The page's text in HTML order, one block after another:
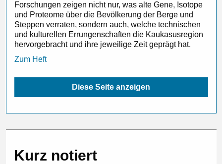
Forschungen zeigen nicht nur, was alte Gene, Isotope
und Proteome über die Bevölkerung der Berge und
Steppen verraten, sondern auch, welche technischen
und kulturellen Errungenschaften die Kaukasusregion
hervorgebracht und ihre jeweilige Zeit geprägt hat.
Zum Heft
Diese Seite anzeigen
Kurz notiert